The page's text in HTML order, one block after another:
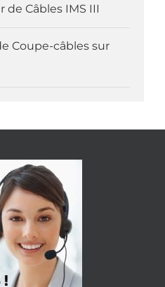
Câbles IMS III
Coupe-câbles sur